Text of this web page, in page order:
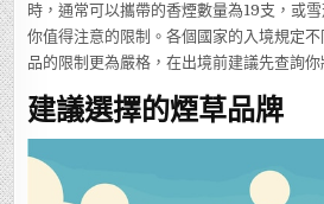
時，通常可以攜帶的香煙數量為19支，或
你值得注意的限制。各個國家的入境規定
品的限制更為嚴格，在出境前建議先查詢
建議選擇的煙草品牌